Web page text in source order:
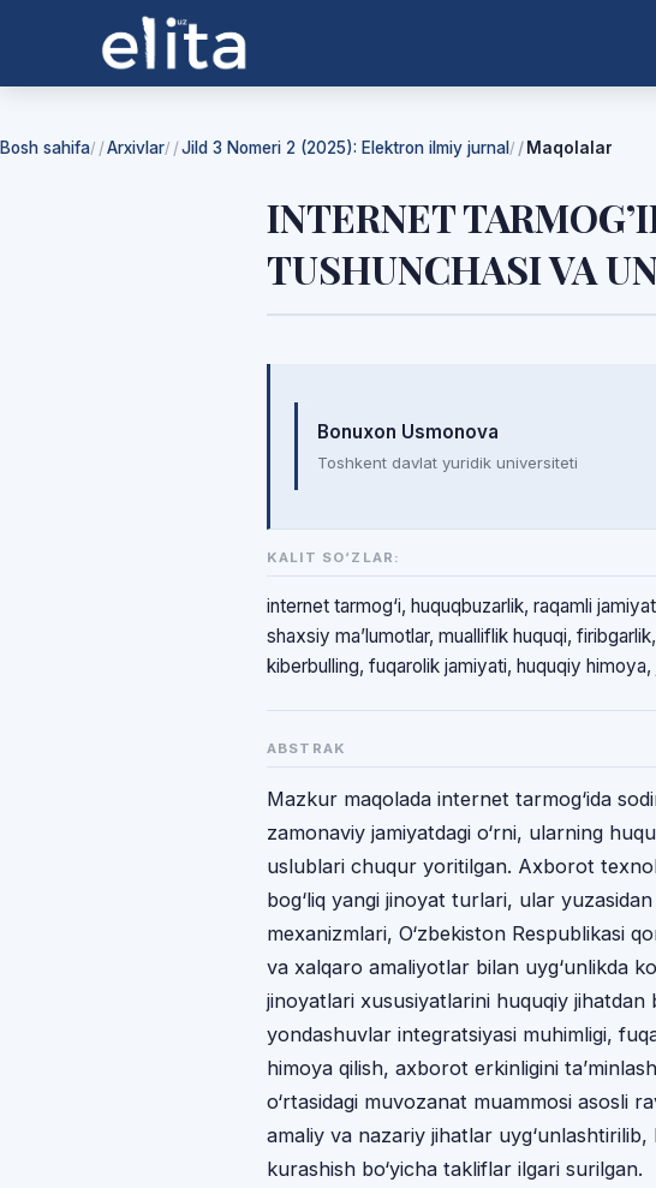
Bosh sahifa/ Arxivlar/ Jild 3 Nomeri 2 (2025): Elektron ilmiy jurnal / Maqolalar
INTERNET
TUSHUNCHASI VA
Mualliflar
Bonuxon Usmonova
Toshkent davlat yuridik universiteti
KALIT SO‘ZLAR:
internet tarmog‘i, huquqbuzarlik, raqamli
shaxsiy ma’lumotlar, mualliflik huquqi,
kiberbulling, fuqarolik jamiyati, huquqiy himoya,
ABSTRAK
Mazkur maqolada internet tarmog‘ida
zamonaviy jamiyatdagi o‘rni, ularning
uslublari chuqur yoritilgan. Axborot
bog‘liq yangi jinoyat turlari, ular
mexanizmlari, O‘zbekiston Respublikasi
va xalqaro amaliyotlar bilan uyg‘unlikda
jinoyatlari xususiyatlarini huquqiy
yondashuvlar integratsiyasi muhimligi,
himoya qilish, axborot erkinligini
o‘rtasidagi muvozanat muammosi asosli
amaliy va nazariy jihatlar
kurashish bo‘yicha takliflar ilgari surilgan.